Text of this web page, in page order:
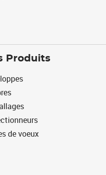
Produits
de voeux